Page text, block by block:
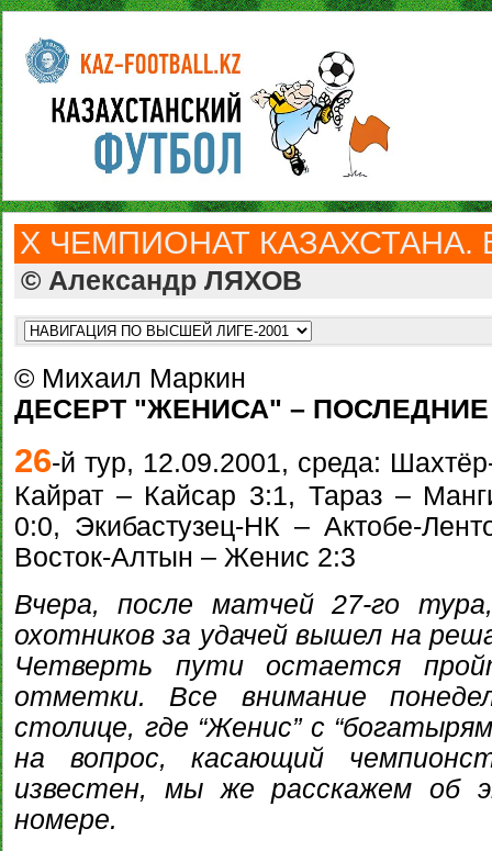
Х ЧЕМПИОНАТ КАЗАХСТАНА.
© Александр ЛЯХОВ
© Михаил Маркин
ДЕСЕРТ "ЖЕНИСА" –
26-й тур, 12.09.2001, среда:
Кайрат – Кайсар 3:1, Тараз –
0:0, Экибастузец-НК – Актобе-
Восток-Алтын – Женис 2:3
Вчера, после матчей 27-го
охотников за удачей вышел на
Четверть пути остается
отметки. Все внимание
столице, где “Женис” с
на вопрос, касающий
известен, мы же расскажем об
номере.